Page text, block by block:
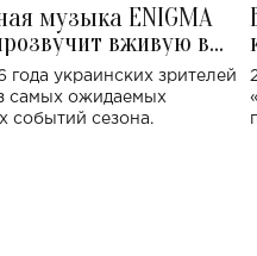
музыка ENIGMA
вживую в
состоится концерт
года украинских зрителей
самых ожидаемых
событий сезона.